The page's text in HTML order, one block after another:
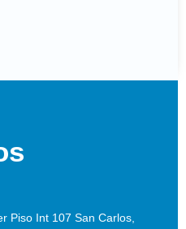
Piso Int 107 San Carlos,